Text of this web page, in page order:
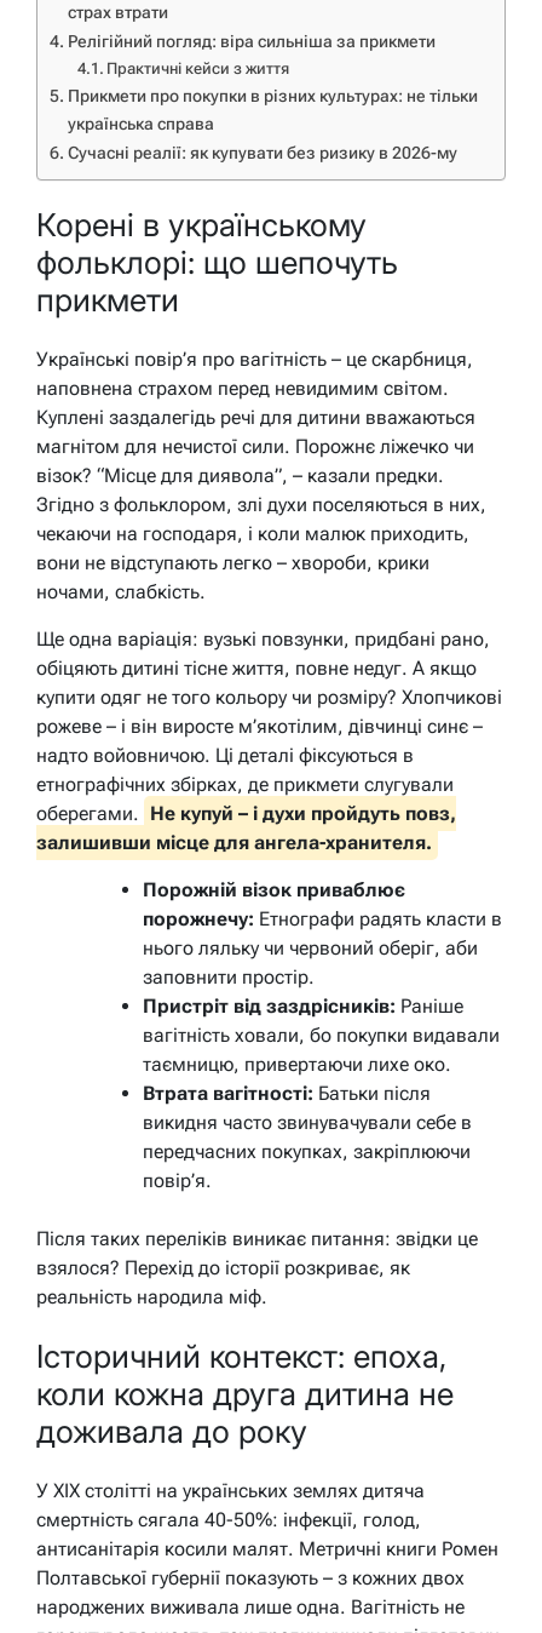
страх втрати
Релігійний погляд: віра сильніша за прикмети
Практичні кейси з життя
Прикмети про покупки в різних культурах: не тільки
українська справа
Сучасні реалії: як купувати без ризику в 2026-му
Корені в українському
фольклорі: що шепочуть
прикмети
Українські повір’я про вагітність – це скарбниця,
наповнена страхом перед невидимим світом.
Куплені заздалегідь речі для дитини вважаються
магнітом для нечистої сили. Порожнє ліжечко чи
візок? “Місце для диявола”, – казали предки.
Згідно з фольклором, злі духи поселяються в них,
чекаючи на господаря, і коли малюк приходить,
вони не відступають легко – хвороби, крики
ночами, слабкість.
Ще одна варіація: вузькі повзунки, придбані рано,
обіцяють дитині тісне життя, повне недуг. А якщо
купити одяг не того кольору чи розміру? Хлопчикові
рожеве – і він виросте м’якотілим, дівчинці синє –
надто войовничою. Ці деталі фіксуються в
етнографічних збірках, де прикмети слугували
оберегами. Не купуй – і духи пройдуть повз,
залишивши місце для ангела-хранителя.
Порожній візок приваблює
порожнечу: Етнографи радять класти в
нього ляльку чи червоний оберіг, аби
заповнити простір.
Пристріт від заздрісників: Раніше
вагітність ховали, бо покупки видавали
таємницю, привертаючи лихе око.
Втрата вагітності: Батьки після
викидня часто звинувачували себе в
передчасних покупках, закріплюючи
повір’я.
Після таких переліків виникає питання: звідки це
взялося? Перехід до історії розкриває, як
реальність народила міф.
Історичний контекст: епоха,
коли кожна друга дитина не
доживала до року
У XIX столітті на українських землях дитяча
смертність сягала 40-50%: інфекції, голод,
антисанітарія косили малят. Метричні книги Ромен
Полтавської губернії показують – з кожних двох
народжених виживала лише одна. Вагітність не